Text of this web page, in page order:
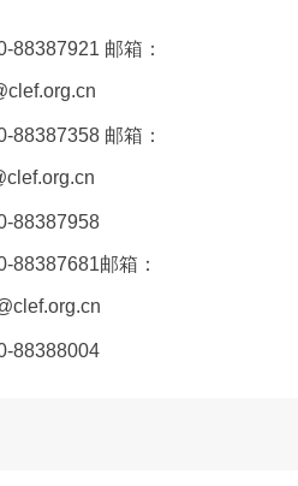
88387921 邮箱：
88387358 邮箱：
88387958
88387681邮箱：
88388004